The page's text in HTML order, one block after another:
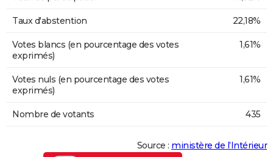
Taux d'abstention 22,18%
Votes blancs (en pourcentage des votes
exprimés)
1,61%
Votes nuls (en pourcentage des votes
exprimés)
1,61%
Nombre de votants 435
Source : ministère de l’Intérieur